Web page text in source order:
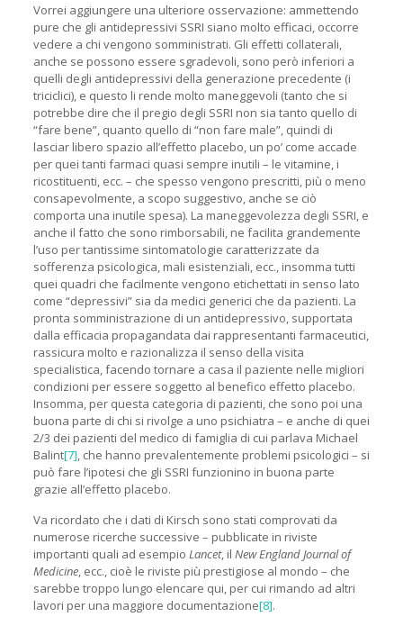
Vorrei aggiungere una ulteriore osservazione: ammettendo
pure che gli antidepressivi SSRI siano molto efficaci, occorre
vedere a chi vengono somministrati. Gli effetti collaterali,
anche se possono essere sgradevoli, sono però inferiori a
quelli degli antidepressivi della generazione precedente (i
triciclici), e questo li rende molto maneggevoli (tanto che si
potrebbe dire che il pregio degli SSRI non sia tanto quello di
“fare bene”, quanto quello di “non fare male”, quindi di
lasciar libero spazio all’effetto placebo, un po’ come accade
per quei tanti farmaci quasi sempre inutili – le vitamine, i
ricostituenti, ecc. – che spesso vengono prescritti, più o meno
consapevolmente, a scopo suggestivo, anche se ciò
comporta una inutile spesa). La maneggevolezza degli SSRI, e
anche il fatto che sono rimborsabili, ne facilita grandemente
l’uso per tantissime sintomatologie caratterizzate da
sofferenza psicologica, mali esistenziali, ecc., insomma tutti
quei quadri che facilmente vengono etichettati in senso lato
come “depressivi” sia da medici generici che da pazienti. La
pronta somministrazione di un antidepressivo, supportata
dalla efficacia propagandata dai rappresentanti farmaceutici,
rassicura molto e razionalizza il senso della visita
specialistica, facendo tornare a casa il paziente nelle migliori
condizioni per essere soggetto al benefico effetto placebo.
Insomma, per questa categoria di pazienti, che sono poi una
buona parte di chi si rivolge a uno psichiatra – e anche di quei
2/3 dei pazienti del medico di famiglia di cui parlava Michael
Balint[7], che hanno prevalentemente problemi psicologici – si
può fare l’ipotesi che gli SSRI funzionino in buona parte
grazie all’effetto placebo.
Va ricordato che i dati di Kirsch sono stati comprovati da
numerose ricerche successive – pubblicate in riviste
importanti quali ad esempio Lancet, il New England Journal of
Medicine, ecc., cioè le riviste più prestigiose al mondo – che
sarebbe troppo lungo elencare qui, per cui rimando ad altri
lavori per una maggiore documentazione[8].